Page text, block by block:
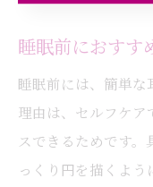
睡眠前におすす
睡眠前には、簡単な
理由は、セルフケア
スできるためです
っくり円を描くよ